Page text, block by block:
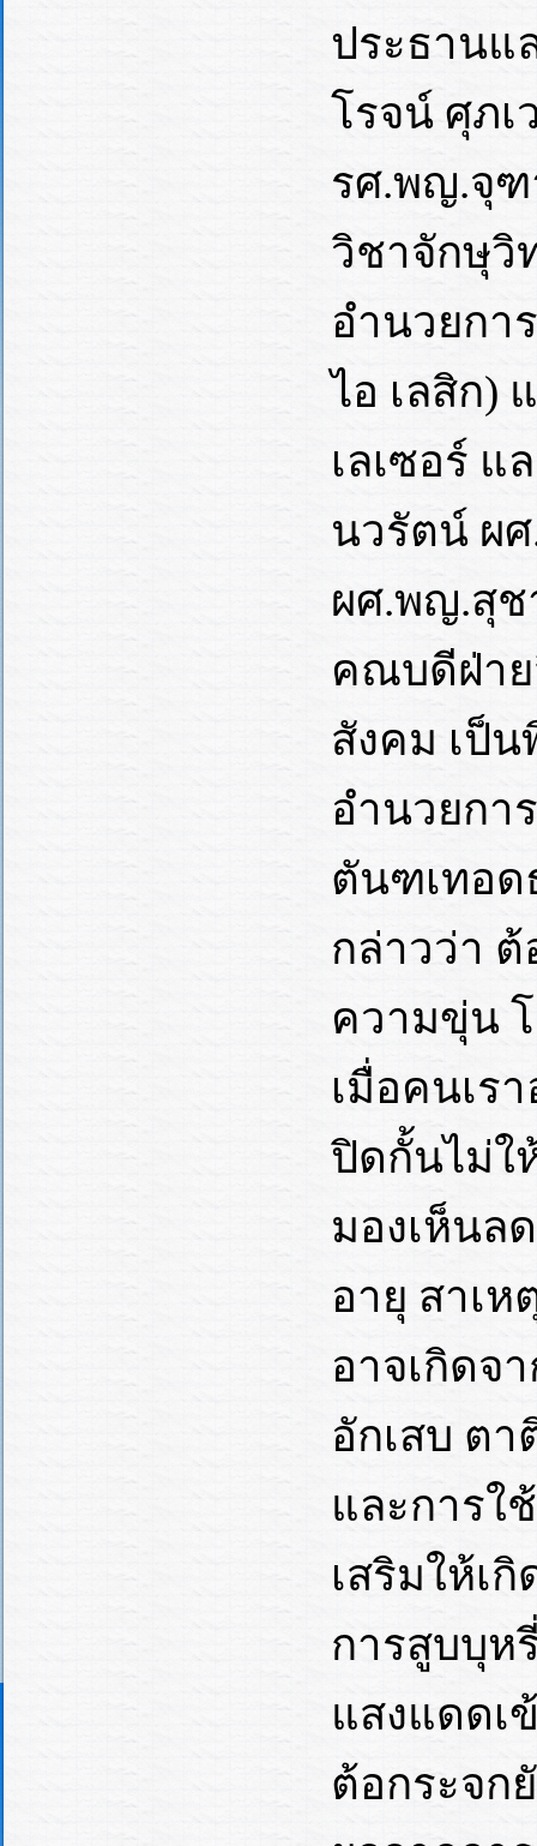
ประธานแ
โรจน์ ศุภเ
รศ.พญ.จุฑ
วิชาจักษุวิ
อำนวยกา
ไอ เลสิก)
เลเซอร์
นวรัตน์ ผ
ผศ.พญ.สุช
คณบดีฝ่าย
สังคม เป็
อำนวยกา
ตันฑเทอด
กล่าวว่า
ความขุ่น
เมื่อคนเร
ปิดกั้นไม่ใ
มองเห็นล
อายุ สาเ
อาจเกิดจ
อักเสบ ต
และการใ
เสริมให้เ
การสูบบุห
แสงแดดเ
ต้อกระจก